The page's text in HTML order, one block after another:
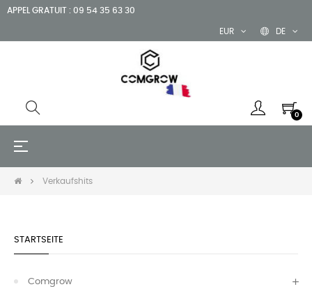
APPEL GRATUIT : 09 54 35 63 30
DE
EUR
0
Umschalten
☰
Verkaufshits
STARTSEITE
Comgrow